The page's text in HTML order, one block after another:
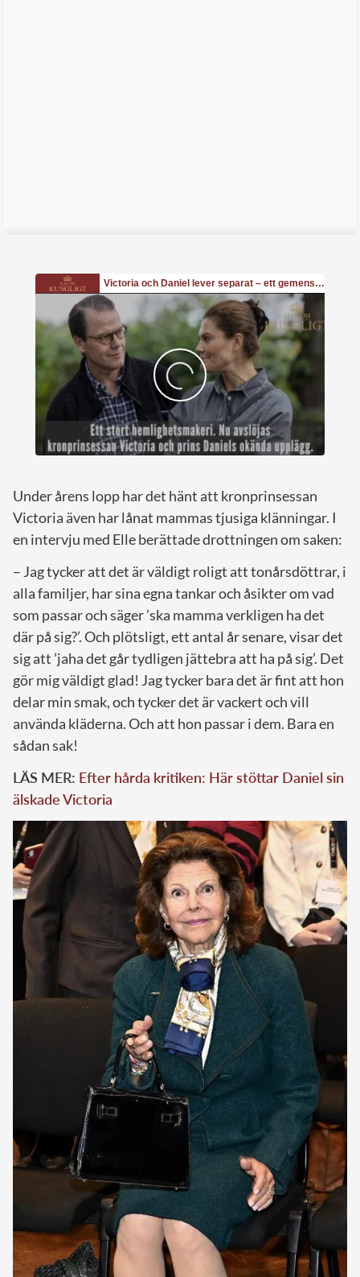
Under årens lopp har det hänt att kronprinsessan
Victoria även har lånat mammas tjusiga klänningar. I
en intervju med Elle berättade drottningen om saken:
– Jag tycker att det är väldigt roligt att tonårsdöttrar, i
alla familjer, har sina egna tankar och åsikter om vad
som passar och säger ’ska mamma verkligen ha det
där på sig?’. Och plötsligt, ett antal år senare, visar det
sig att ’jaha det går tydligen jättebra att ha på sig’. Det
gör mig väldigt glad! Jag tycker bara det är fint att hon
delar min smak, och tycker det är vackert och vill
använda kläderna. Och att hon passar i dem. Bara en
sådan sak!
LÄS MER: Efter hårda kritiken: Här stöttar Daniel sin
älskade Victoria